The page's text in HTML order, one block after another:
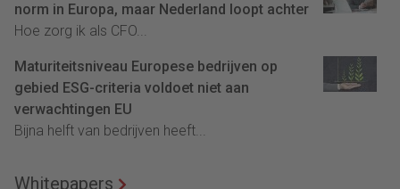
norm in Europa, maar Nederland loopt achter
Hoe zorg ik als CFO...
Maturiteitsniveau Europese bedrijven op
gebied ESG-criteria voldoet niet aan
verwachtingen EU
Bijna helft van bedrijven heeft...
Whitepapers